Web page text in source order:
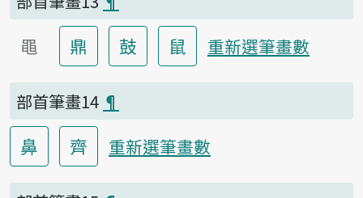
黽 鼎 鼓 鼠 重新選筆畫數
部首筆畫14 ¶
鼻 齊 重新選筆畫數